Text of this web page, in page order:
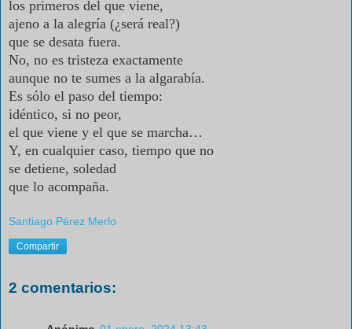
los primeros del que viene,
ajeno a la alegría (¿será real?)
que se desata fuera.
No, no es tristeza exactamente
aunque no te sumes a la algarabía.
Es sólo el paso del tiempo:
idéntico, si no peor,
el que viene y el que se marcha…
Y, en cualquier caso, tiempo que no
se detiene, soledad
que lo acompaña.
Santiago Pérez Merlo
Compartir
2 comentarios: